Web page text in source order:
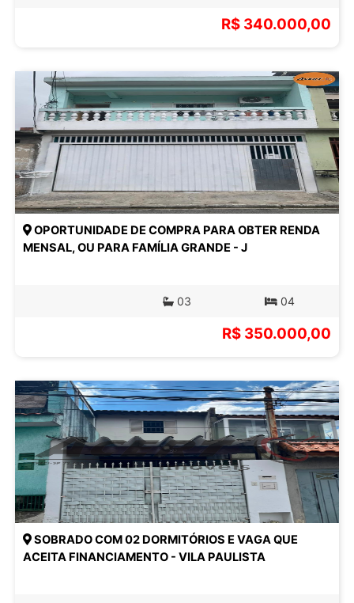
R$ 340.000,00
OPORTUNIDADE DE COMPRA PARA OBTER RENDA
MENSAL, OU PARA FAMÍLIA GRANDE - J
03 04
R$ 350.000,00
SOBRADO COM 02 DORMITÓRIOS E VAGA QUE
ACEITA FINANCIAMENTO - VILA PAULISTA